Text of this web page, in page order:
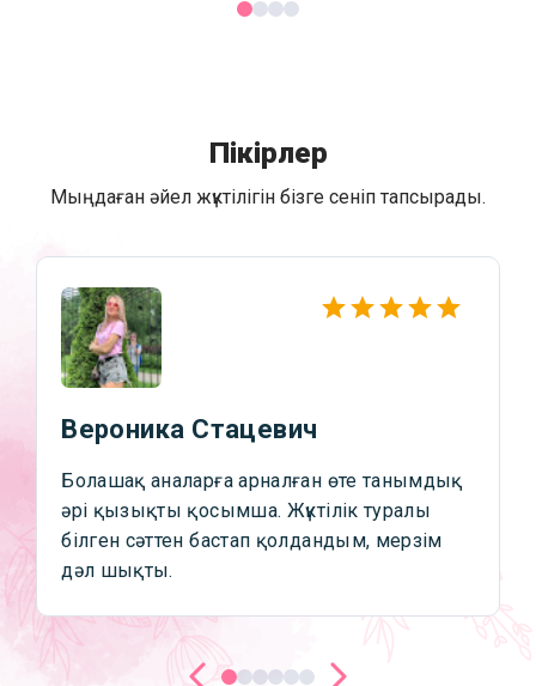
Пікірлер
Мыңдаған әйел жүктілігін бізге сеніп тапсырады.
Вероника Стацевич
Болашақ аналарға арналған өте танымдық
әрі қызықты қосымша. Жүктілік туралы
білген сәттен бастап қолдандым, мерзім
дәл шықты.